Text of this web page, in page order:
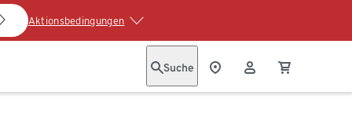
Aktionsbedingungen
Suche